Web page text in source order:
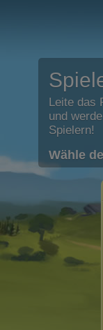
Leite das
und
Spielern!
Wähle